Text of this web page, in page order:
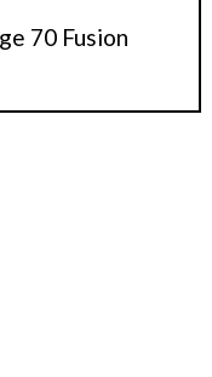
70 Fusion